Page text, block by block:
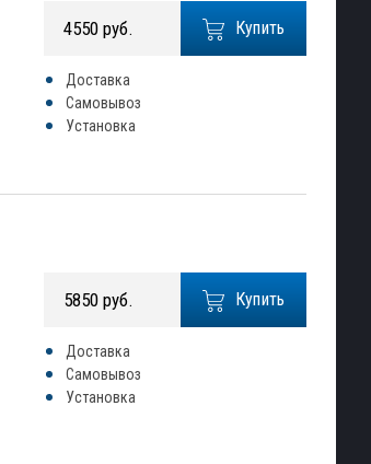
Купить
4550 руб.
Доставка
Самовывоз
Установка
Купить
5850 руб.
Доставка
Самовывоз
Установка